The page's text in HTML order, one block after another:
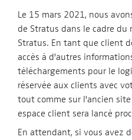
Le 15 mars 2021, nous
de Stratus dans le cadre
Stratus. En tant que client
accès à d'autres
téléchargements pour le
réservée aux clients avec
tout comme sur l'ancien
espace client sera lancé
En attendant, si vous avez